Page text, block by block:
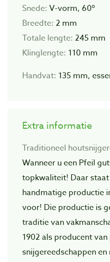
Snede: V-vorm, 60º
Breedte: 2 mm
Totale lengte: 245 mm
Klinglengte: 110 mm
Handvat: 135 mm,
Extra informatie
Traditioneel
Wanneer u een Pfeil
topkwaliteit! Daar
handmatige productie
voor! Die productie is
traditie van
1902 als producent
snijgereedschappen